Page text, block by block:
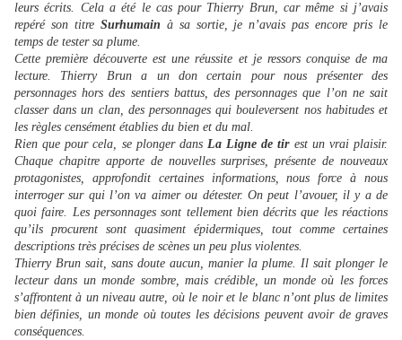
leurs écrits. Cela a été le cas pour Thierry Brun, car même si j’avais
repéré son titre Surhumain à sa sortie, je n’avais pas encore pris le
temps de tester sa plume.
Cette première découverte est une réussite et je ressors conquise de ma
lecture. Thierry Brun a un don certain pour nous présenter des
personnages hors des sentiers battus, des personnages que l’on ne sait
classer dans un clan, des personnages qui bouleversent nos habitudes et
les règles censément établies du bien et du mal.
Rien que pour cela, se plonger dans La Ligne de tirest un vrai plaisir.
Chaque chapitre apporte de nouvelles surprises, présente de nouveaux
protagonistes, approfondit certaines informations, nous force à nous
interroger sur qui l’on va aimer ou détester. On peut l’avouer, il y a de
quoi faire. Les personnages sont tellement bien décrits que les réactions
qu’ils procurent sont quasiment épidermiques, tout comme certaines
descriptions très précises de scènes un peu plus violentes.
Thierry Brun sait, sans doute aucun, manier la plume. Il sait plonger le
lecteur dans un monde sombre, mais crédible, un monde où les forces
s’affrontent à un niveau autre, où le noir et le blanc n’ont plus de limites
bien définies, un monde où toutes les décisions peuvent avoir de graves
conséquences.